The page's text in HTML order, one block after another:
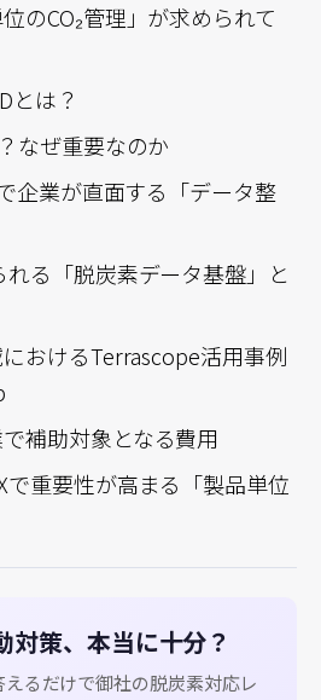
のCO₂管理」が求められて
とは？
なぜ重要なのか
企業が直面する「データ整
れる「脱炭素データ基盤」と
おけるTerrascope活用事例
補助対象となる費用
で重要性が高まる「製品単位
対策、本当に十分？
るだけで御社の脱炭素対応レ